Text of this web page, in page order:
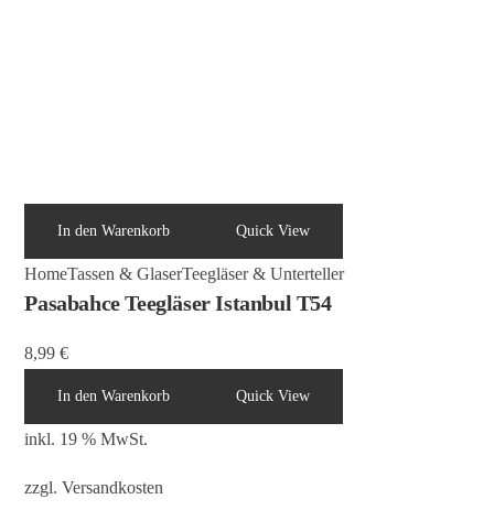
In den Warenkorb Quick View
HomeTassen & GlaserTeegläser & Unterteller
Pasabahce Teegläser Istanbul T54
8,99€
In den Warenkorb Quick View
inkl. 19 % MwSt.
zzgl.Versandkosten